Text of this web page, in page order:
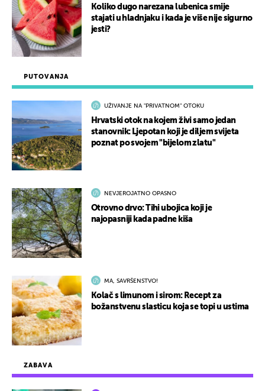
ZABAVA
PUTOVANJA
UŽIVANJE NA "PRIVATNOM" OTOKU
Hrvatski otok na kojem živi samo jedan
stanovnik: Ljepotan koji je diljem svijeta
poznat po svojem "bijelom zlatu"
NEVJEROJATNO OPASNO
Otrovno drvo: Tihi ubojica koji je
najopasniji kada padne kiša
MA, SAVRŠENSTVO!
Kolač s limunom i sirom: Recept za
božanstvenu slasticu koja se topi u ustima
Koliko dugo narezana lubenica smije
stajati u hladnjaku i kada je više nije sigurno
jesti?